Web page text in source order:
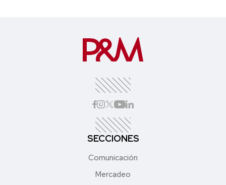
SECCIONES
Comunicación
Mercadeo